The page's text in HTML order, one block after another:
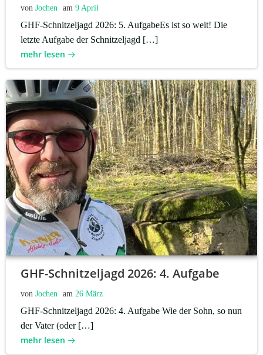
von Jochen am 9 April
GHF-Schnitzeljagd 2026: 5. AufgabeEs ist so weit! Die
letzte Aufgabe der Schnitzeljagd […]
mehr lesen
GHF-Schnitzeljagd 2026: 4. Aufgabe
von Jochen am 26 März
GHF-Schnitzeljagd 2026: 4. Aufgabe Wie der Sohn, so nun
der Vater (oder […]
mehr lesen